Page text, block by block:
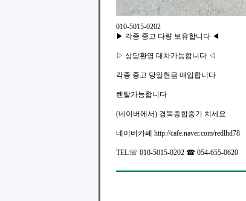
010-5015-0202
▶ 각종 중고 다량 보유합니다 ◀
▷ 상담환영 대차가능합니다 ◁
각종 중고 당일현금 매입합니다
렌탈가능합니다
(네이버에서) 경북종합중기 치세요
네이버카페 http://cafe.naver.com/redlhd78
TEL☏ 010-5015-0202 ☎ 054-655-0620